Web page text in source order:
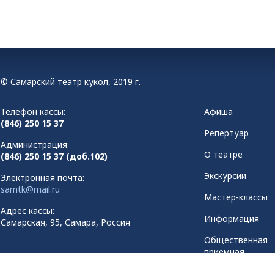
© Самарский театр кукол, 2019 г.
Телефон кассы:
(846) 250 15 37
Администрация:
(846) 250 15 37 (доб.102)
Электронная почта:
samtk@mail.ru
Адрес кассы:
Самарская, 95, Самара, Россия
Афиша
Репертуар
О театре
Экскурсии
Мастер-классы
Информация
Общественная